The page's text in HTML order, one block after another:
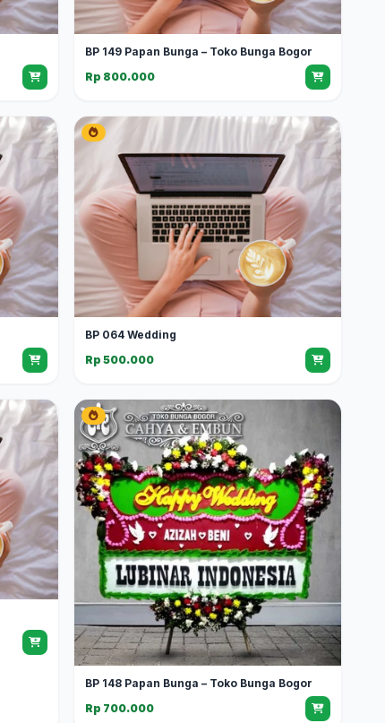
BP 149 Papan Bunga – Toko Bunga Bogor
Rp 800.000
BP 064 Wedding
Rp 500.000
BP 148 Papan Bunga – Toko Bunga Bogor
Rp 700.000